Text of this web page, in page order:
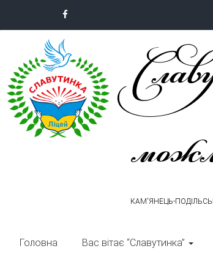
content
КАМ'ЯНЕЦЬ-
Головна Вас вітає “Славутинка”